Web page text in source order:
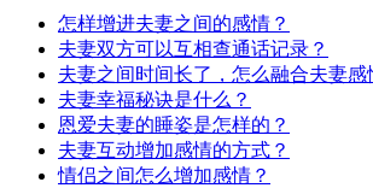
怎样增进夫妻之间的感情？
夫妻双方可以互相查通话记录？
夫妻之间时间长了，怎么融合夫妻感
夫妻幸福秘诀是什么？
恩爱夫妻的睡姿是怎样的？
夫妻互动增加感情的方式？
情侣之间怎么增加感情？